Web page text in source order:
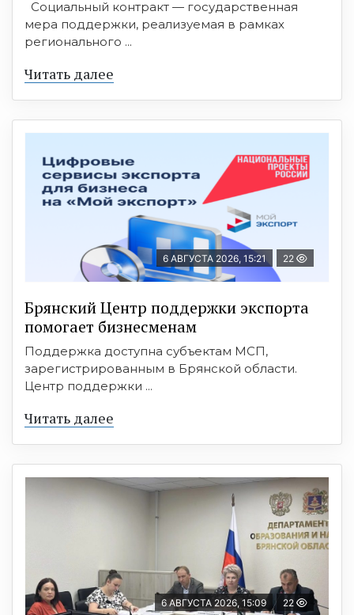
Социальный контракт — государственная
мера поддержки, реализуемая в рамках
регионального ...
Читать далее
6 АВГУСТА 2026, 15:21 22
Брянский Центр поддержки экспорта
помогает бизнесменам
Поддержка доступна субъектам МСП,
зарегистрированным в Брянской области.
Центр поддержки ...
Читать далее
6 АВГУСТА 2026, 15:09 22